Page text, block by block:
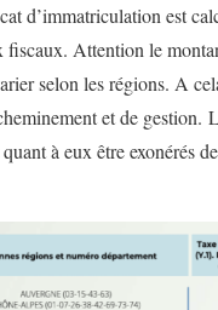
d’immatriculation est
fiscaux. Attention le
selon les régions. A
et de gestion.
à eux être exonérés